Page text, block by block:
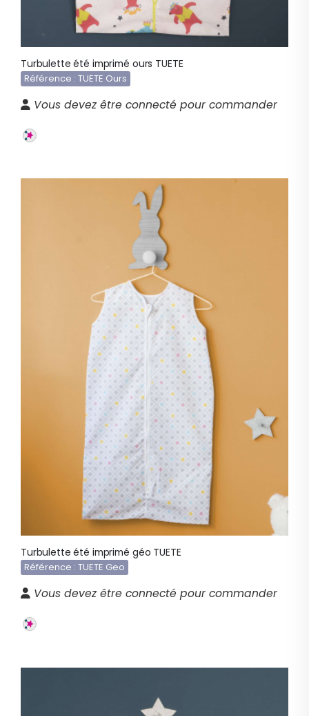
Turbulette été imprimé ours TUETE
Référence : TUETE Ours
Vous devez être connecté pour commander
Turbulette été imprimé géo TUETE
Référence : TUETE Geo
Vous devez être connecté pour commander